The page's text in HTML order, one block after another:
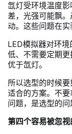
氙灯受环境温度
差，光强可能飘
动。这些问题在实
LED模拟器对环
低、不需要定期
优于氙灯。
所以选型的时候
适合的方案。不
问题，是选型的问
第四个容易被忽